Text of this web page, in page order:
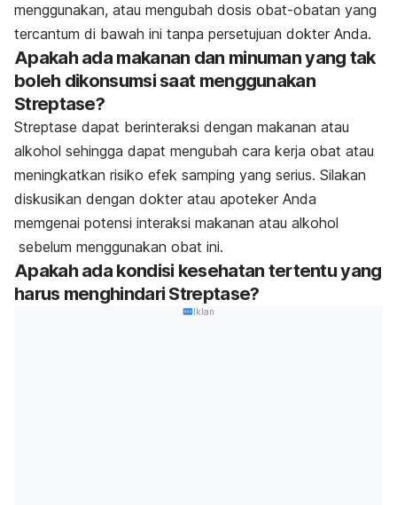
menggunakan, atau mengubah dosis obat-obatan yang
tercantum di bawah ini tanpa persetujuan dokter Anda.
Apakah ada makanan dan minuman yang tak
boleh dikonsumsi saat menggunakan
Streptase?
Streptase dapat berinteraksi dengan makanan atau
alkohol sehingga dapat mengubah cara kerja obat atau
meningkatkan risiko efek samping yang serius. Silakan
diskusikan dengan dokter atau apoteker Anda
memgenai potensi interaksi makanan atau alkohol
sebelum menggunakan obat ini.
Apakah ada kondisi kesehatan tertentu yang
harus menghindari Streptase?
Iklan